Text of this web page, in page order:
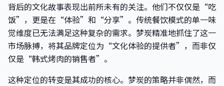
背后的文化故事表现出前所未有的关注。他们不仅仅是“吃
饭”，更是在“体验”和“分享”。传统餐饮模式的单一味
觉维度已无法满足这种复杂的需求。梦炭精准地抓住了这一
市场脉搏，将其品牌定位为“文化体验的提供者”，而非仅
仅是“韩式烤肉的销售者”。
这种定位的转变是其成功的核心。梦炭的策略并非偶然，而